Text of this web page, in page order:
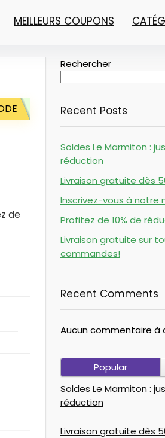
MEILLEURS COUPONS
de
Rechercher
Recent Posts
Soldes Le Marmiton :
réduction
Livraison gratuite dès
Inscrivez-vous à notre
Profitez de 10% de
Livraison gratuite sur
commandes!
Recent Comments
Aucun commentaire à
Popular
Soldes Le Marmiton :
réduction
Livraison gratuite dès